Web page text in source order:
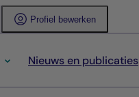
Profiel bewerken
Nieuws en publicaties